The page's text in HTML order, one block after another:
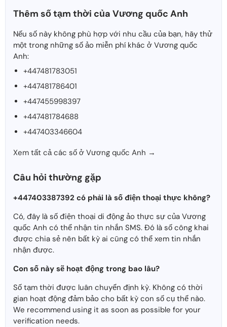
Thêm số tạm thời của Vương quốc Anh
Nếu số này không phù hợp với nhu cầu của bạn, hãy thử
một trong những số ảo miễn phí khác ở Vương quốc
Anh:
+447481783051
+447481786401
+447455998397
+447481784688
+447403346604
Xem tất cả các số ở Vương quốc Anh →
Câu hỏi thường gặp
+447403387392 có phải là số điện thoại thực không?
Có, đây là số điện thoại di động ảo thực sự của Vương
quốc Anh có thể nhận tin nhắn SMS. Đó là số công khai
được chia sẻ nên bất kỳ ai cũng có thể xem tin nhắn
nhận được.
Con số này sẽ hoạt động trong bao lâu?
Số tạm thời được luân chuyển định kỳ. Không có thời
gian hoạt động đảm bảo cho bất kỳ con số cụ thể nào.
We recommend using it as soon as possible for your
verification needs.